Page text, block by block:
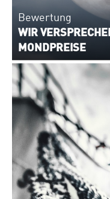
Bewertung
WIR
MONDPREISE